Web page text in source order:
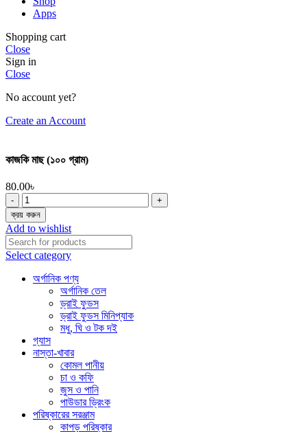
Apps
Shopping cart
Close
Sign in
Close
No account yet?
Create an Account
কাজকি মাছ (১০০ গ্রাম)
80.00৳
কাজকি
মাছ
(১০০
গ্রাম)
quantity
ক্রয় করুন
Add to wishlist
Select category
অর্গানিক পণ্য
অর্গানিক তেল
ড্রাই ফুডস
ড্রাই ফুডস মিনিপ্যাক
মধু, ঘি ও টক দই
গ্যাস
নাস্তা-খাবার
কোমল পানীয়
চা ও কফি
জুস ও পানি
পাউডার ড্রিংক
পরিষ্কারের সরঞ্জাম
কাপড় পরিষ্কার